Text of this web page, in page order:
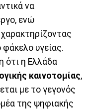
να
ενώ
χαρακτηρίζοντας
υγείας.
ότι η Ελλάδα
καινοτομίας,
με το γεγονός
της ψηφιακής